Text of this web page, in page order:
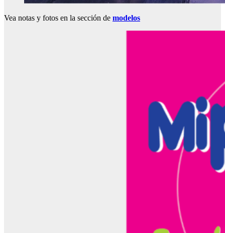
Vea notas y fotos en la sección de modelos